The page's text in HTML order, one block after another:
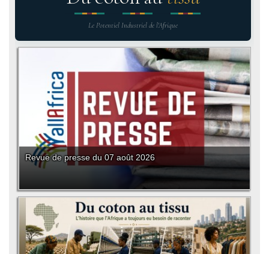
Le Potentiel Industriel de l'Afrique
Revue de presse du 07 août 2026